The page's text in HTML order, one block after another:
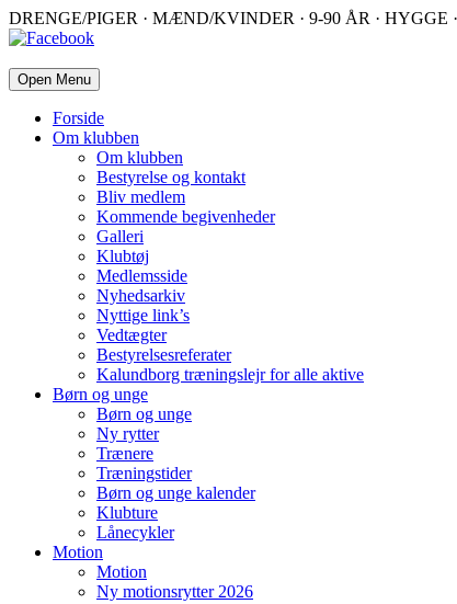
DRENGE/PIGER · MÆND/KVINDER · 9-90 ÅR ·
Open Menu
Forside
Om klubben
Om klubben
Bestyrelse og kontakt
Bliv medlem
Kommende begivenheder
Galleri
Klubtøj
Medlemsside
Nyhedsarkiv
Nyttige link’s
Vedtægter
Bestyrelsesreferater
Kalundborg træningslejr for alle aktive
Børn og unge
Børn og unge
Ny rytter
Trænere
Træningstider
Børn og unge kalender
Klubture
Lånecykler
Motion
Motion
Ny motionsrytter 2026